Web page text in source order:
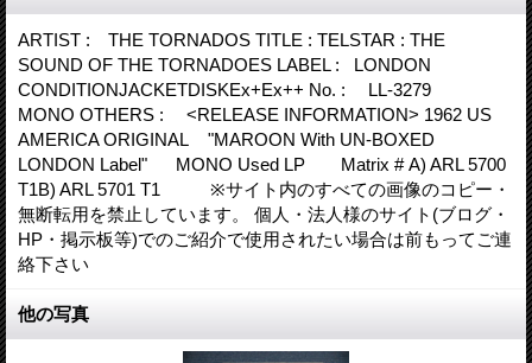
ARTIST : THE TORNADOS TITLE : TELSTAR : THE
SOUND OF THE TORNADOES LABEL : LONDON
CONDITIONJACKETDISKEx+Ex++ No. : LL-3279
MONO OTHERS : <RELEASE INFORMATION> 1962 US
AMERICA ORIGINAL "MAROON With UN-BOXED
LONDON Label" MONO Used LP Matrix # A) ARL 5700
T1B) ARL 5701 T1 ※サイト内のすべての画像のコピー・
無断転用を禁止しています。 個人・法人様のサイト(ブログ・
HP・掲示板等)でのご紹介で使用されたい場合は前もってご連
絡下さい
他の写真